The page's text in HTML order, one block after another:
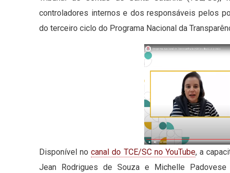
controladores internos e dos responsáveis pelos
do terceiro ciclo do Programa Nacional da
Disponível nocanal do TCE/SC no YouTube, a
Jean Rodrigues de Souza e Michelle